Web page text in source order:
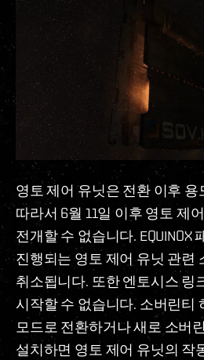
영토 제어 유닛은 전환 이후
따라서 6월 11일 이후 영토 제
전개할 수 없습니다. EQUINOX
진행되는 영토 제어 유닛 관련
취소됩니다. 또한 엔토시스 링
시작할 수 없습니다. 소버린티
모드로 전환하거나 새로 소버
설치하면 영토 제어 유닛의 작